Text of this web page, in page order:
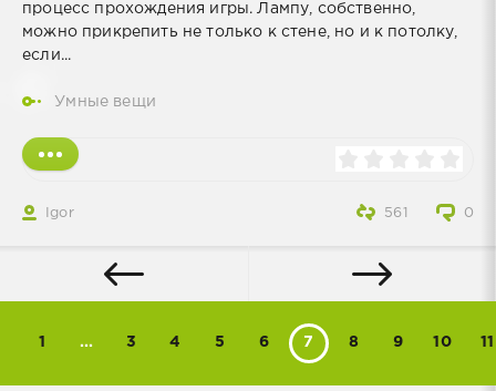
процесс прохождения игры. Лампу, собственно,
можно прикрепить не только к стене, но и к потолку,
если...
Умные вещи
Igor 0
561
1 ... 3 4 5 6 7 8 9 10 11